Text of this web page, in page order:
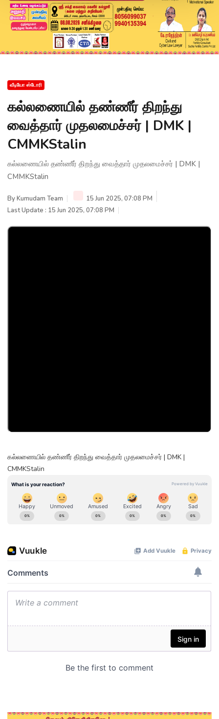
வீடியோ ஸ்டோரி
கல்லணையில் தண்ணீர் திறந்து
வைத்தார் முதலமைச்சர் | DMK |
CMMKStalin
கல்லணையில் தண்ணீர் திறந்து வைத்தார் முதலமைச்சர் | DMK |
CMMKStalin
ByKumudam Team
15 Jun 2025, 07:08 PM
Last Update : 15 Jun 2025, 07:08 PM
கல்லணையில் தண்ணீர் திறந்து வைத்தார் முதலமைச்சர் | DMK |
CMMKStalin